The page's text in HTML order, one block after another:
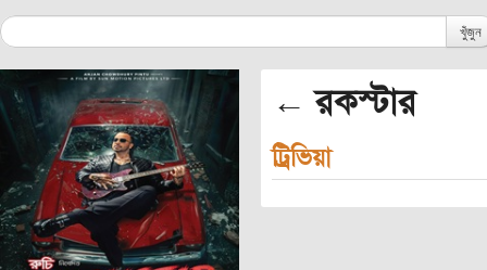
খুঁজুন
← রকস্টার
ট্রিভিয়া